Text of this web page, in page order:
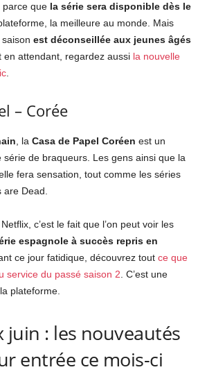
parce que la série sera disponible dès le
la meilleure au monde. Mais
est déconseillée aux jeunes âgés
en attendant, regardez aussi la nouvelle
.
– Corée
, la Casa de Papel Coréen est un
série de braqueurs. Les gens ainsi que la
fera sensation, tout comme les séries
are Dead.
c’est le fait que l’on peut voir les
espagnole à succès repris en
ce jour fatidique, découvrez tout ce que
service du passé saison 2. C’est une
plateforme.
juin : les nouveautés
entrée ce mois-ci